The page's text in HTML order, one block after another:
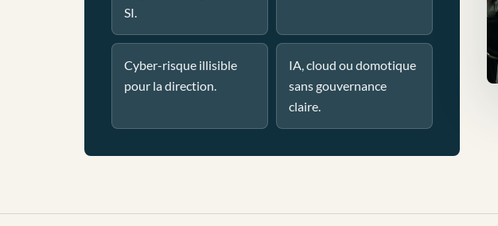
SI.
Cyber-risque illisible
pour la direction.
IA, cloud ou domotique
sans gouvernance
claire.